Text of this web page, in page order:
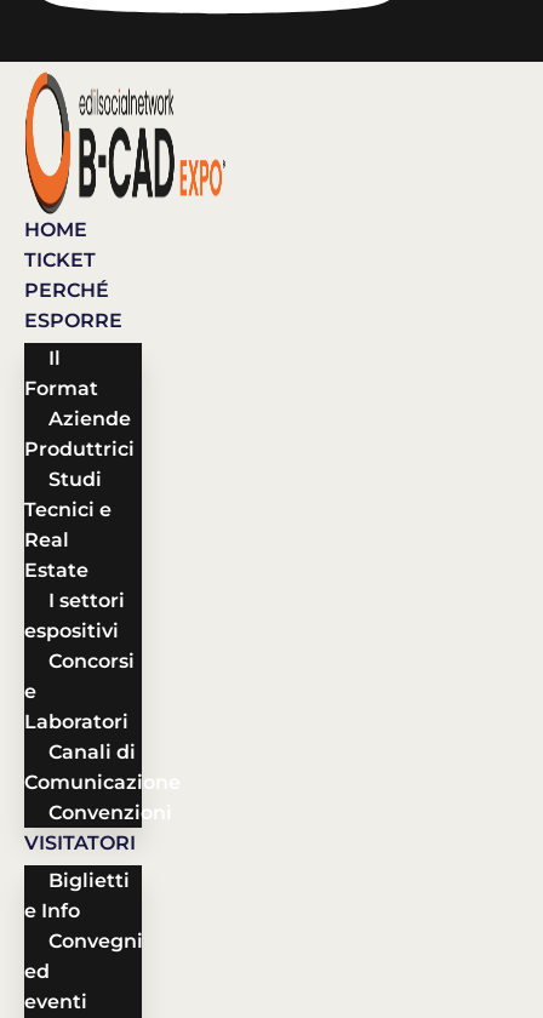
HOME
TICKET
PERCHÉ
ESPORRE
Il
Format
Aziende
Produttrici
Studi
Tecnici e
Real
Estate
I settori
espositivi
Concorsi
e
Laboratori
Canali di
Comunicazione
Convenzioni
VISITATORI
Biglietti
e Info
Convegni
ed
eventi